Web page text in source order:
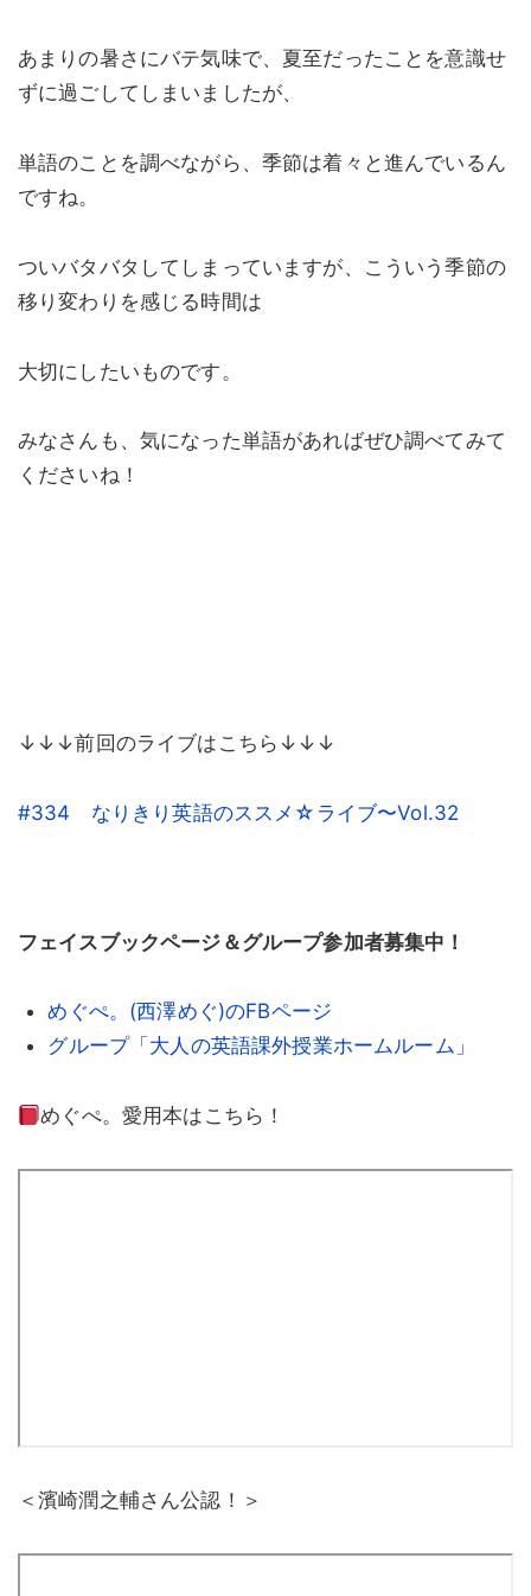
あまりの暑さにバテ気味で、夏至だったことを意識せ
ずに過ごしてしまいましたが、
単語のことを調べながら、季節は着々と進んでいるん
ですね。
ついバタバタしてしまっていますが、こういう季節の
移り変わりを感じる時間は
大切にしたいものです。
みなさんも、気になった単語があればぜひ調べてみて
くださいね！
↓↓↓前回のライブはこちら↓↓↓
#334 なりきり英語のススメ☆ライブ〜Vol.32
フェイスブックページ＆グループ参加者募集中！
めぐぺ。(西澤めぐ)のFBページ
グループ「大人の英語課外授業ホームルーム」
めぐぺ。愛用本はこちら！
＜濱崎潤之輔さん公認！＞